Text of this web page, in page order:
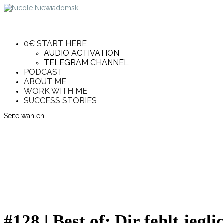
0€ START HERE
AUDIO ACTIVATION
TELEGRAM CHANNEL
PODCAST
ABOUT ME
WORK WITH ME
SUCCESS STORIES
Seite wählen